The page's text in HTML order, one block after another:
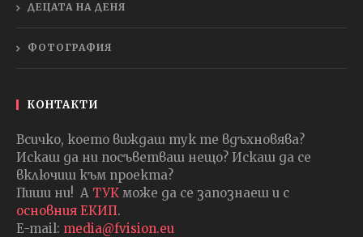
ДЕЦАТА НА ДЕНЯ
ФОТОГРАФИЯ
КОНТАКТИ
Всичко, което виждаш тук те вдъхновява?
Искаш да ни посъветваш нещо? Искаш да се
включиш към проекта?
Пиши ни! А ТУК може да се запознаеш и с
основния ЕКИП.
E-mail: media@fvision.eu